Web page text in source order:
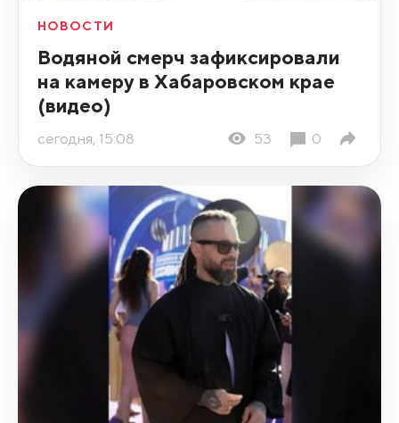
НОВОСТИ
Водяной смерч зафиксировали
на камеру в Хабаровском крае
(видео)
сегодня, 15:08 53 0